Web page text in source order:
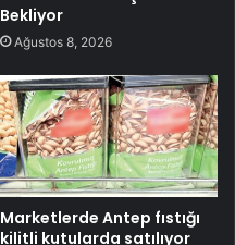
Bekliyor
Ağustos 8, 2026
Marketlerde Antep fıstığı
kilitli kutularda satılıyor